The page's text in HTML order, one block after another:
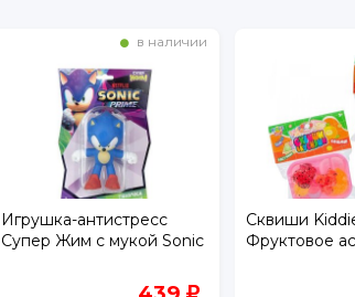
в наличии
Игрушка-антистресс
Супер Жим с мукой Sonic
Сквиши
Фруктовое